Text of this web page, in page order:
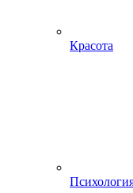
Красота